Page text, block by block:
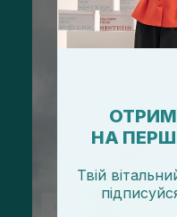
НА
Твій